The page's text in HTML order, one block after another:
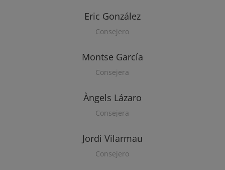
Eric González
Consejero
Montse García
Consejera
Àngels Lázaro
Consejera
Jordi Vilarmau
Consejero